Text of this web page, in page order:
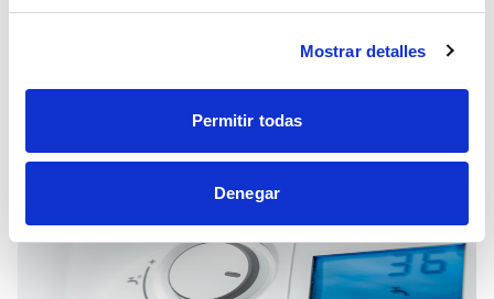
Mostrar detalles
Permitir todas
Denegar
flexibilidad energética
Alejandra Ayala